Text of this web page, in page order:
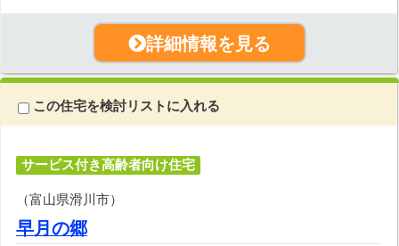
詳細情報を見る
この住宅を検討リストに入れる
サービス付き高齢者向け住宅
（富山県滑川市）
早月の郷